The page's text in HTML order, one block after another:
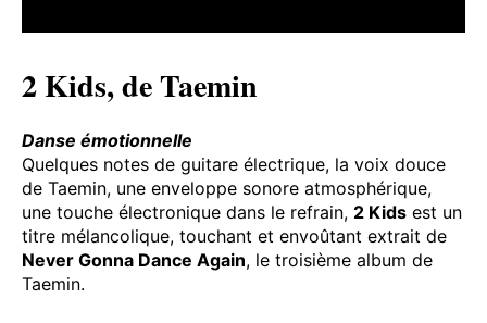
2 Kids, de Taemin
Danse émotionnelle
Quelques notes de guitare électrique, la voix douce
de Taemin, une enveloppe sonore atmosphérique,
une touche électronique dans le refrain, 2 Kids est un
titre mélancolique, touchant et envoûtant extrait de
Never Gonna Dance Again, le troisième album de
Taemin.